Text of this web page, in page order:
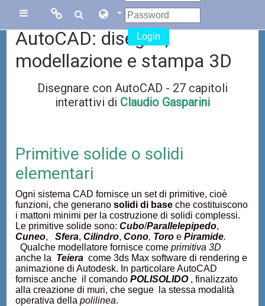
Links
Menu
Sito di Corsi in
Sito dei corsi
online di
AutoCAD
Links
collegati
Facebook
Login
AutoCAD: disegno,
modellazione e stampa 3D
Disegnare con AutoCAD - 27 capitoli
interattivi di Claudio Gasparini
Primitive solide o solidi
elementari
Ogni sistema CAD fornisce un set di primitive, cioè
funzioni, che generanosolidi di base che costituiscono
i mattoni minimi per la costruzione di solidi complessi.
Le primitive solide sono:Cubo/Parallelepipedo,
Cuneo,Sfera,Cilindro,Cono, Toro e Piramide.
Qualche modellatore fornisce comeprimitiva 3D
anche la Teiera come 3ds Max software di rendering e
animazione di Autodesk. In particolare AutoCAD
fornisce anche il comandoPOLISOLIDO, finalizzato
alla creazione di muri, che segue la stessa modalità
operativa dellapolilinea.